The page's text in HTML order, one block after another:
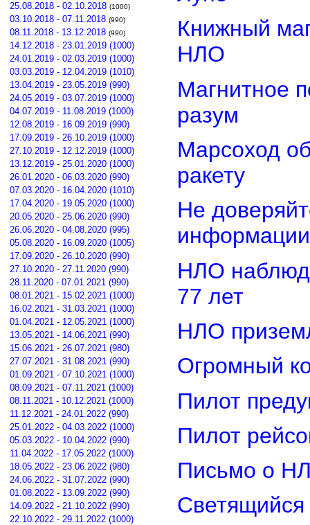
25.08.2018 - 02.10.2018 (1000)
03.10.2018 - 07.11.2018 (990)
08.11.2018 - 13.12.2018 (990)
14.12.2018 - 23.01.2019 (1000)
24.01.2019 - 02.03.2019 (1000)
03.03.2019 - 12.04.2019 (1010)
13.04.2019 - 23.05.2019 (990)
24.05.2019 - 03.07.2019 (1000)
04.07.2019 - 11.08.2019 (1000)
12.08.2019 - 16.09.2019 (990)
17.09.2019 - 26.10.2019 (1000)
27.10.2019 - 12.12.2019 (1000)
13.12.2019 - 25.01.2020 (1000)
26.01.2020 - 06.03.2020 (990)
07.03.2020 - 16.04.2020 (1010)
17.04.2020 - 19.05.2020 (1000)
20.05.2020 - 25.06.2020 (990)
26.06.2020 - 04.08.2020 (995)
05.08.2020 - 16.09.2020 (1005)
17.09.2020 - 26.10.2020 (990)
27.10.2020 - 27.11.2020 (990)
28.11.2020 - 07.01.2021 (990)
08.01.2021 - 15.02.2021 (1000)
16.02.2021 - 31.03.2021 (1000)
01.04.2021 - 12.05.2021 (1000)
13.05.2021 - 14.06.2021 (990)
15.06.2021 - 26.07.2021 (980)
27.07.2021 - 31.08.2021 (990)
01.09.2021 - 07.10.2021 (1000)
08.09.2021 - 07.11.2021 (1000)
08.11.2021 - 10.12.2021 (1000)
11.12.2021 - 24.01.2022 (990)
25.01.2022 - 04.03.2022 (1000)
05.03.2022 - 10.04.2022 (990)
11.04.2022 - 17.05.2022 (1000)
18.05.2022 - 23.06.2022 (980)
24.06.2022 - 31.07.2022 (990)
01.08.2022 - 13.09.2022 (990)
14.09.2022 - 21.10.2022 (990)
22.10.2022 - 29.11.2022 (1000)
Книжный
НЛО
Магнитное
разум
Марсоход
ракету
Не
информации
НЛО
77 лет
НЛО
Огромный
Пилот
Пилот
Письмо о
Светящийся